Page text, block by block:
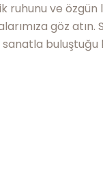
ruhunu ve
göz atın.